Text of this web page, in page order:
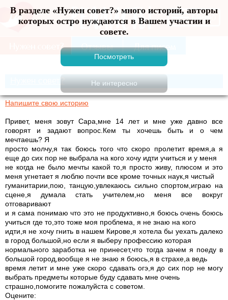
В разделе «Нужен совет?» много историй, авторы
которых остро нуждаются в Вашем участии и
совете.
Меню
Нужен совет?
Напишите свою историю
Привет, меня зовут Сара,мне 14 лет и мне уже давно все
говорят и задают вопрос.Кем ты хочешь быть и о чем
мечтаешь? Я
просто молчу,я так боюсь того что скоро пролетит время,а я
еще до сих пор не выбрала на кого хочу идти учиться и у меня
не когда не было мечты какой то,я просто живу, плюсом и это
меня угнетает я люблю почти все кроме точных наук,я чистый
гуманитарии,пою, танцую,увлекаюсь сильно спортом,играю на
сцене,я думала стать учителем,но меня все вокруг
отговаривают
и я сама понимаю что это не продуктивно,я боюсь очень боюсь
учиться где то,это тоже моя проблема, я не знаю на кого
идти,я не хочу гнить в нашем Кирове,я хотела бы уехать далеко
в город большой,но если я выберу профессию которая
нормального заработка не принесет,что тогда зачем я поеду в
большой город,вообще я не знаю я боюсь,я в страхе,а ведь
время летит и мне уже скоро сдавать огэ,я до сих пор не могу
выбрать предметы которые буду сдавать мне очень
страшно,помогите пожалуйста с советом.
Оцените: